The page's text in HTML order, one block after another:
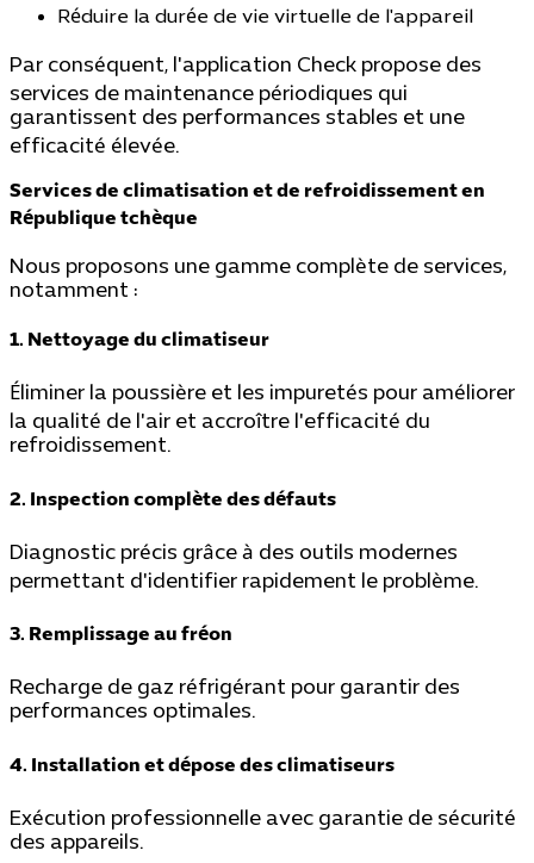
Réduire la durée de vie virtuelle de l'appareil
Par conséquent, l'application Check propose des
services de maintenance périodiques qui
garantissent des performances stables et une
efficacité élevée.
Services de climatisation et de refroidissement en
République tchèque
Nous proposons une gamme complète de services,
notamment :
1. Nettoyage du climatiseur
Éliminer la poussière et les impuretés pour améliorer
la qualité de l'air et accroître l'efficacité du
refroidissement.
2. Inspection complète des défauts
Diagnostic précis grâce à des outils modernes
permettant d'identifier rapidement le problème.
3. Remplissage au fréon
Recharge de gaz réfrigérant pour garantir des
performances optimales.
4. Installation et dépose des climatiseurs
Exécution professionnelle avec garantie de sécurité
des appareils.